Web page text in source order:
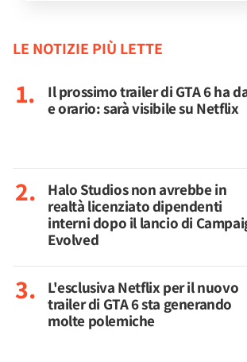
LE NOTIZIE PIÙ LETTE
Il prossimo trailer di GTA 6 ha
e orario: sarà visibile su Netflix
Halo Studios non avrebbe in
realtà licenziato dipendenti
interni dopo il lancio di
Evolved
L'esclusiva Netflix per il nuovo
trailer di GTA 6 sta generando
molte polemiche